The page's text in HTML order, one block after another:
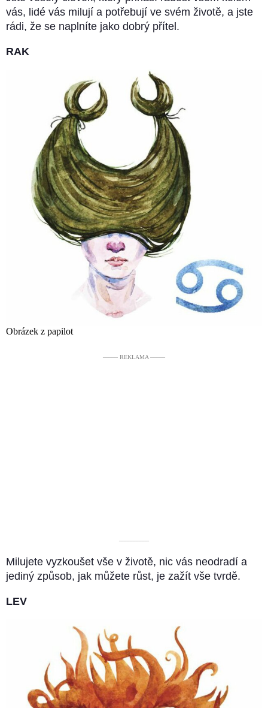
vás, lidé vás milují a potřebují ve svém životě, a jste
rádi, že se naplníte jako dobrý přítel.
RAK
Obrázek z papilot
––––– REKLAMA –––––
––––––––––
Milujete vyzkoušet vše v životě, nic vás neodradí a
jediný způsob, jak můžete růst, je zažít vše tvrdě.
LEV